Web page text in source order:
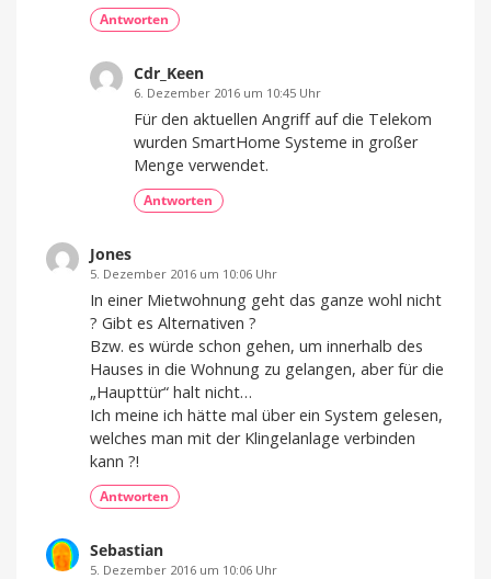
Antworten
Cdr_Keen
6. Dezember 2016 um 10:45 Uhr
Für den aktuellen Angriff auf die Telekom
wurden SmartHome Systeme in großer
Menge verwendet.
Antworten
Jones
5. Dezember 2016 um 10:06 Uhr
In einer Mietwohnung geht das ganze wohl nicht
? Gibt es Alternativen ?
Bzw. es würde schon gehen, um innerhalb des
Hauses in die Wohnung zu gelangen, aber für die
„Haupttür“ halt nicht…
Ich meine ich hätte mal über ein System gelesen,
welches man mit der Klingelanlage verbinden
kann ?!
Antworten
Sebastian
5. Dezember 2016 um 10:06 Uhr